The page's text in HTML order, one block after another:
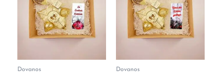
Dovanos
was:
€21,00.
is:
€15,00.
Dovanos
was:
€21,00.
is:
€15,00.